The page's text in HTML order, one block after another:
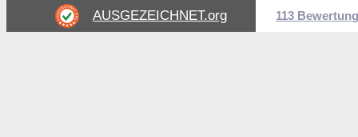
AUSGEZEICHNET.org 113